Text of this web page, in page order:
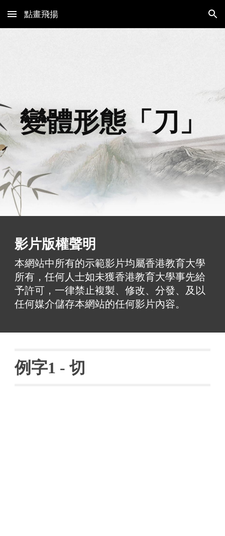
Skip to main content Skip to navigation
點畫飛揚
變體形態「刀 」
影片版權聲明
本網站中所有的示範影片均屬香港教育大學
所有，任何人士如未獲香港教育大學事先給
予許可，一律禁止複製、修改、分發、及以
任何媒介儲存本網站的任何影片內容。
例字1 - 切